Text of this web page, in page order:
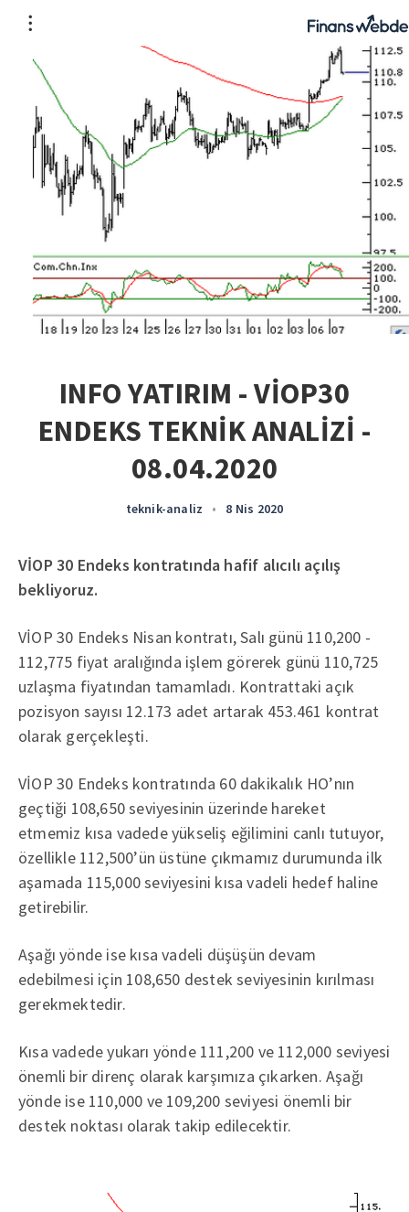
INFO YATIRIM - VİOP30
ENDEKS TEKNİK ANALİZİ -
08.04.2020
teknik-analiz • 8 Nis 2020
VİOP 30 Endeks kontratında hafif alıcılı açılış
bekliyoruz.
VİOP 30 Endeks Nisan kontratı, Salı günü 110,200 -
112,775 fiyat aralığında işlem görerek günü 110,725
uzlaşma fiyatından tamamladı. Kontrattaki açık
pozisyon sayısı 12.173 adet artarak 453.461 kontrat
olarak gerçekleşti.
VİOP 30 Endeks kontratında 60 dakikalık HO’nın
geçtiği 108,650 seviyesinin üzerinde hareket
etmemiz kısa vadede yükseliş eğilimini canlı tutuyor,
özellikle 112,500’ün üstüne çıkmamız durumunda ilk
aşamada 115,000 seviyesini kısa vadeli hedef haline
getirebilir.
Aşağı yönde ise kısa vadeli düşüşün devam
edebilmesi için 108,650 destek seviyesinin kırılması
gerekmektedir.
Kısa vadede yukarı yönde 111,200 ve 112,000 seviyesi
önemli bir direnç olarak karşımıza çıkarken. Aşağı
yönde ise 110,000 ve 109,200 seviyesi önemli bir
destek noktası olarak takip edilecektir.